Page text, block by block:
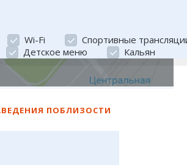
Wi-Fi
Спортивные
Детское меню
Кальян
ПОБЛИЗОСТИ